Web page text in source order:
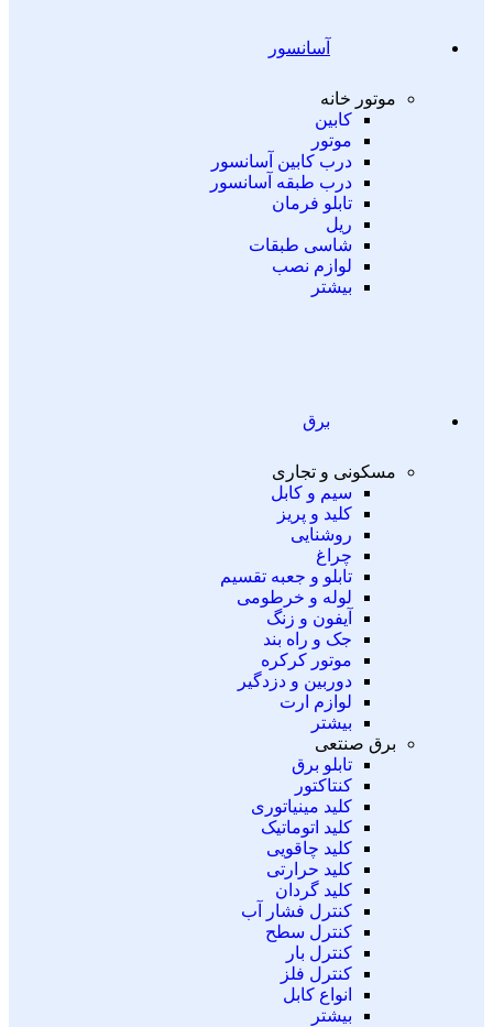
آسانسور
موتور خانه
کابین
موتور
درب کابین آسانسور
درب طبقه آسانسور
تابلو فرمان
ریل
شاسی طبقات
لوازم نصب
بیشتر
برق
مسکونی و تجاری
سیم و کابل
کلید و پریز
روشنایی
چراغ
تابلو و جعبه تقسیم
لوله و خرطومی
آیفون و زنگ
جک و راه بند
موتور کرکره
دوربین و دزدگیر
لوازم ارت
بیشتر
برق صنتعی
تابلو برق
کنتاکتور
کلید مینیاتوری
کلید اتوماتیک
کلید چاقویی
کلید حرارتی
کلید گردان
کنترل فشار آب
کنترل سطح
کنترل بار
کنترل فلز
انواع کابل
بیشتر